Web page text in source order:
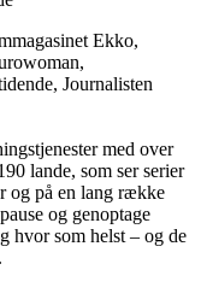
Ekko,
Journalisten
med over
lande, som ser serier
og på en lang række
og genoptage
hvor som helst – og de